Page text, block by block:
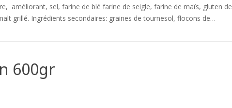
améliorant, sel, farine de blé farine de seigle, farine de maïs, gluten de
grillé. Ingrédients secondaires: graines de tournesol, flocons de…
600gr